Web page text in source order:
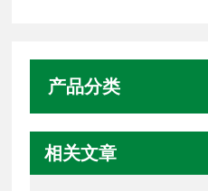
产品分类
相关文章